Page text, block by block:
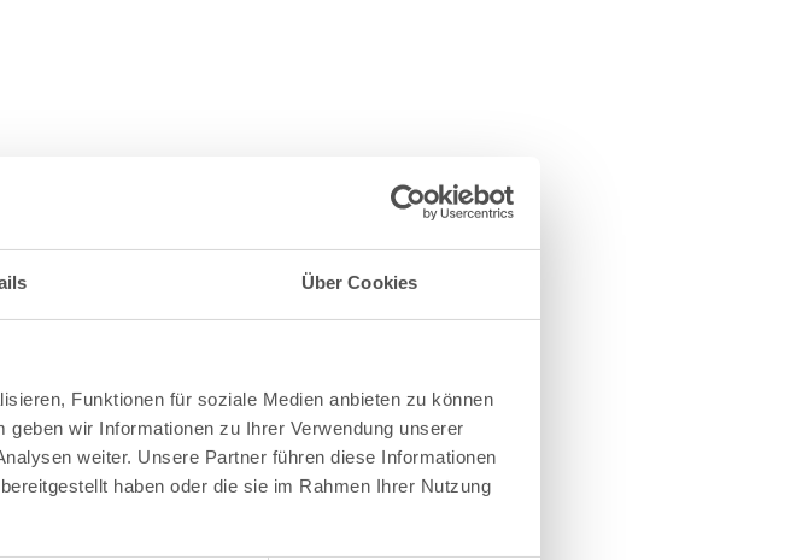
Über Cookies
Funktionen für soziale Medien anbieten zu können
wir Informationen zu Ihrer Verwendung unserer
weiter. Unsere Partner führen diese Informationen
haben oder die sie im Rahmen Ihrer Nutzung